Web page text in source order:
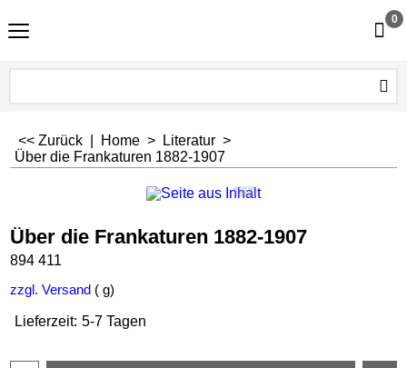
0
<< Zurück Home > Literatur >
Über die Frankaturen 1882-1907
Über die Frankaturen 1882-1907
894 411
zzgl. Versand g
Lieferzeit: 5-7 Tagen